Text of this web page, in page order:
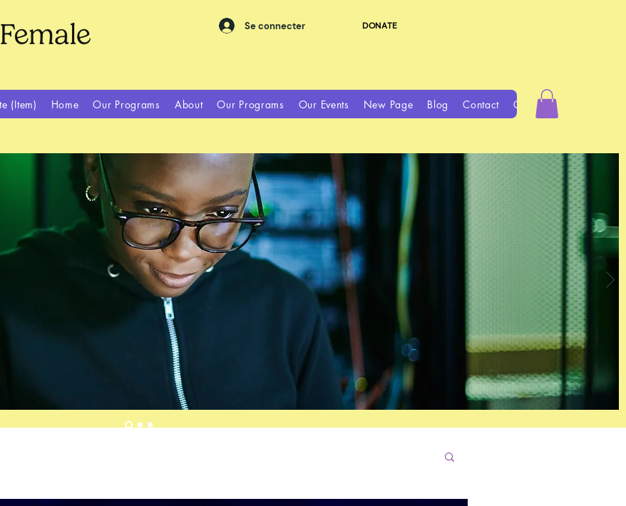
Se connecter DONATE
(Item) Home Our Programs About Our Programs Our Events New Page Blog Contact Groups